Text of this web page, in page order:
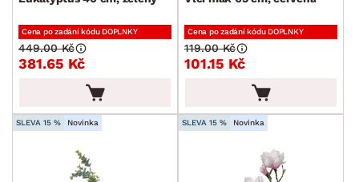
Květiny a květináče
Květináče a doplňky
Stolování a vaření
Cena po zadání kódu DOPLNKY
381.65 Kč
449.00 Kč
Cena po zadání kódu DOPLNKY
101.15 Kč
119.00 Kč
SLEVA 15 % Novinka SLEVA 15 % Novinka